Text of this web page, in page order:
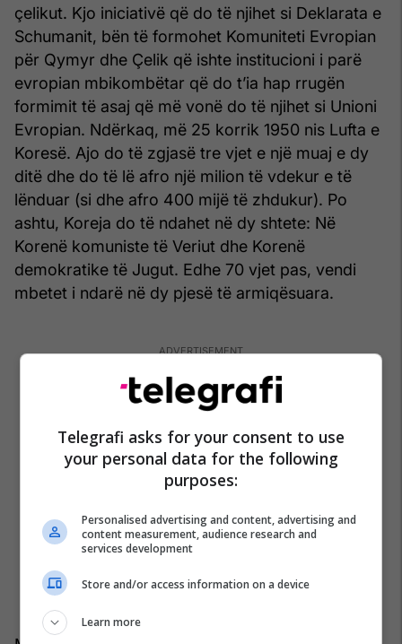
çelikut. Kjo iniciativë që do të njihet si Deklarata e
Schumanit, bën të formohet Komuniteti Evropian
për Qymyr dhe Çelik që ishte institucioni i parë
evropian mbikombëtar që do t’ia hap rrugën
formimit të asaj që më vonë do të njihet si Unioni
Evropian. Ndërkaq, më 25 korrik 1950 nis Lufta e
Koresë. Ajo do të zgjasë tre vjet e një muaj e dy
ditë dhe do të lë afro një milion të vdekur e të
lënduar (si dhe afro 400 mijë të zhdukur). Po
ashtu, Koreja do të ndahet në dy shtete: Në
Korenë komuniste të Veriut dhe Korenë
demokratike të Jugut. Edhe 70 vjet pas, vendi
mbetet i ndarë në dy pjesë të armiqësuara.
Telegrafi asks for your consent to use
your personal data for the following
purposes:
Personalised advertising and content, advertising and
content measurement, audience research and
services development
Store and/or access information on a device
Learn more